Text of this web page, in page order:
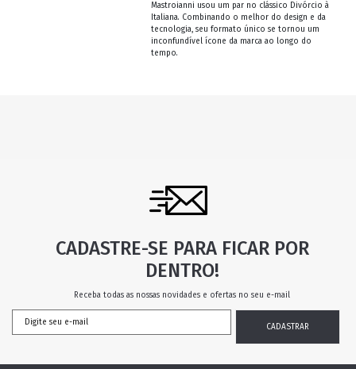
Mastroianni usou um par no clássico Divórcio à
Italiana. Combinando o melhor do design e da
tecnologia, seu formato único se tornou um
inconfundível ícone da marca ao longo do
tempo.
CADASTRE-SE PARA FICAR POR
DENTRO!
Receba todas as nossas novidades e ofertas no seu e-mail